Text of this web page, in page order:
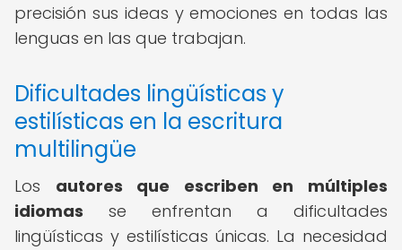
precisión sus ideas y emociones en todas las
lenguas en las que trabajan.
Dificultades lingüísticas y
estilísticas en la escritura
multilingüe
Los autores que escriben en múltiples
idiomas se enfrentan a dificultades
lingüísticas y estilísticas únicas. La necesidad